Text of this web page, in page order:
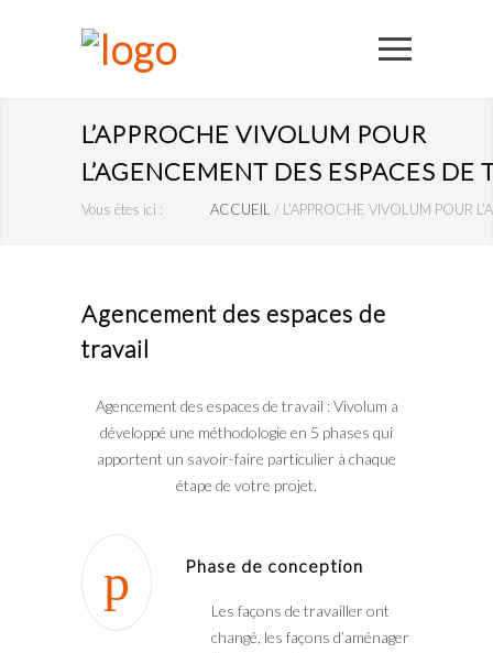
L’APPROCHE VIVOLUM POUR
L’AGENCEMENT DES ESPACES DE
Vous êtes ici : ACCUEIL / L’APPROCHE VIVOLUM POUR
Agencement des espaces de
travail
Agencement des espaces de travail : Vivolum a
développé une méthodologie en 5 phases qui
apportent un savoir-faire particulier à chaque
étape de votre projet.
Phase de conception
Les façons de travailler ont
changé, les façons d’aménager